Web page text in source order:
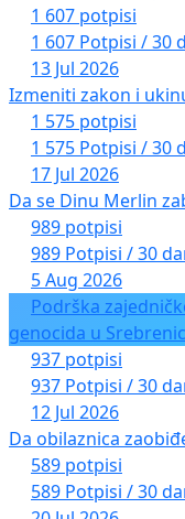
1 607 potpisi
1 607 Potpisi / 30
13 Jul 2026
Izmeniti zakon i
1 575 potpisi
1 575 Potpisi / 30
17 Jul 2026
Da se Dinu Merlin
989 potpisi
989 Potpisi / 30
5 Aug 2026
Podrška
genocida u
937 potpisi
937 Potpisi / 30
12 Jul 2026
Da obilaznica
589 potpisi
589 Potpisi / 30